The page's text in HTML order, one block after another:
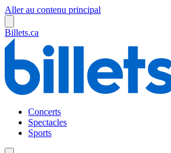
Aller au contenu principal
Billets.ca
Concerts
Spectacles
Sports